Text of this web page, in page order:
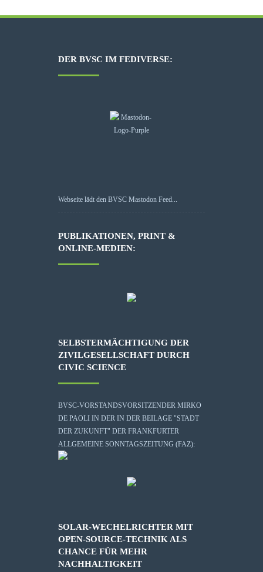
DER BVSC IM FEDIVERSE:
Webseite lädt den BVSC Mastodon Feed...
PUBLIKATIONEN, PRINT &
ONLINE-MEDIEN:
SELBSTERMÄCHTIGUNG DER
ZIVILGESELLSCHAFT DURCH
CIVIC SCIENCE
BVSC-VORSTANDSVORSITZENDER MIRKO
DE PAOLI IN DER IN DER BEILAGE "STADT
DER ZUKUNFT" DER FRANKFURTER
ALLGEMEINE SONNTAGSZEITUNG (FAZ):
SOLAR-WECHELRICHTER MIT
OPEN-SOURCE-TECHNIK ALS
CHANCE FÜR MEHR
NACHHALTIGKEIT